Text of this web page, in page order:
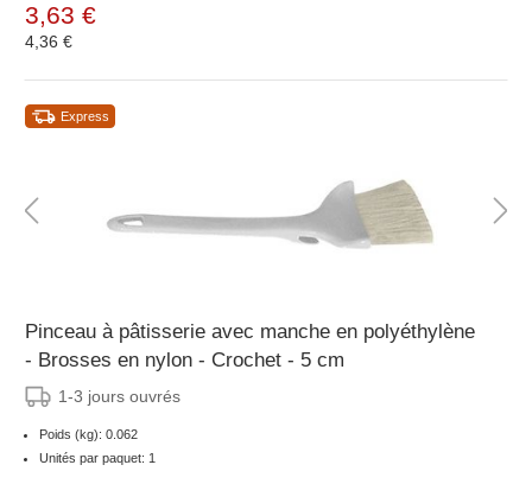
3,63 €
4,36 €
Express
Pinceau à pâtisserie avec manche en polyéthylène
- Brosses en nylon - Crochet - 5 cm
1-3 jours ouvrés
Poids (kg): 0.062
Unités par paquet: 1